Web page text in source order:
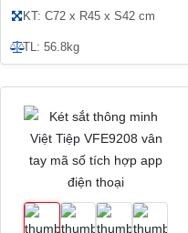
KT: C72 x R45 x S42 cm
TL: 56.8kg